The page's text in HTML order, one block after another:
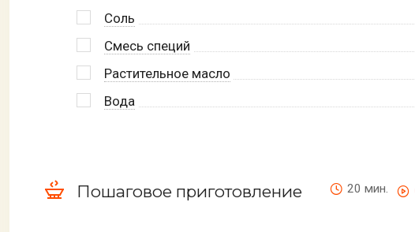
Соль
Смесь специй
Растительное масло
Вода
Пошаговое приготовление 20 мин.